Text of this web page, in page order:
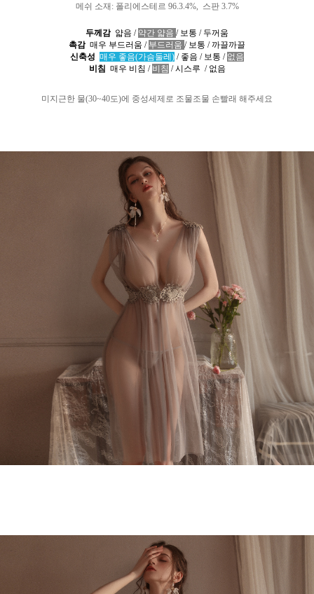
메쉬 소재: 폴리에스테르 96.3.4%, 스판 3.7%
두께감 얇음 / 약간 얇음 / 보통 / 두꺼움
촉감 매우 부드러움 / 부드러움 / 보통 /까끌까끌
신축성 매우 좋음(가슴둘레) / 좋음 / 보통 / 없음
비침 매우 비침 / 비침 /시스루 / 없음
미지근한 물(30~40도)에 중성세제로 조물조물 손빨래 해주세요